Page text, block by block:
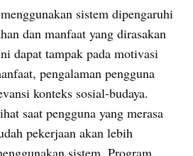
sistem dipengaruhi
dan manfaat yang dirasakan
dapat tampak pada motivasi
pengalaman pengguna
konteks sosial-budaya.
saat pengguna yang merasa
pekerjaan akan lebih
sistem. Program